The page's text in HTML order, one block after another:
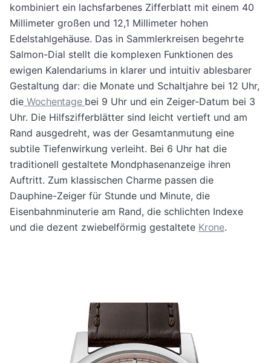
kombiniert ein lachsfarbenes Zifferblatt mit einem 40
Millimeter großen und 12,1 Millimeter hohen
Edelstahlgehäuse. Das in Sammlerkreisen begehrte
Salmon-Dial stellt die komplexen Funktionen des
ewigen Kalendariums in klarer und intuitiv ablesbarer
Gestaltung dar: die Monate und Schaltjahre bei 12 Uhr,
die Wochentage bei 9 Uhr und ein Zeiger-Datum bei 3
Uhr. Die Hilfszifferblätter sind leicht vertieft und am
Rand ausgedreht, was der Gesamtanmutung eine
subtile Tiefenwirkung verleiht. Bei 6 Uhr hat die
traditionell gestaltete Mondphasenanzeige ihren
Auftritt. Zum klassischen Charme passen die
Dauphine-Zeiger für Stunde und Minute, die
Eisenbahnminuterie am Rand, die schlichten Indexe
und die dezent zwiebelförmig gestaltete Krone.